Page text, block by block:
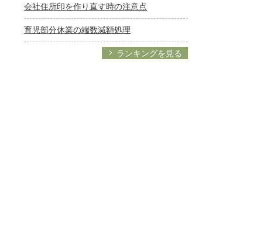
会社住所印を作り直す時の注意点
育児部分休業の端数減額処理
ランキングを見る